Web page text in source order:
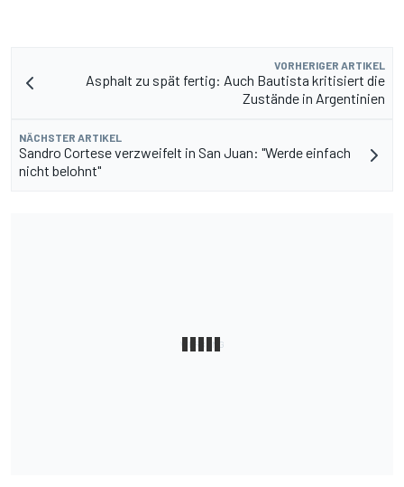
VORHERIGER ARTIKEL
Asphalt zu spät fertig: Auch Bautista kritisiert die
Zustände in Argentinien
NÄCHSTER ARTIKEL
Sandro Cortese verzweifelt in San Juan: "Werde einfach
nicht belohnt"